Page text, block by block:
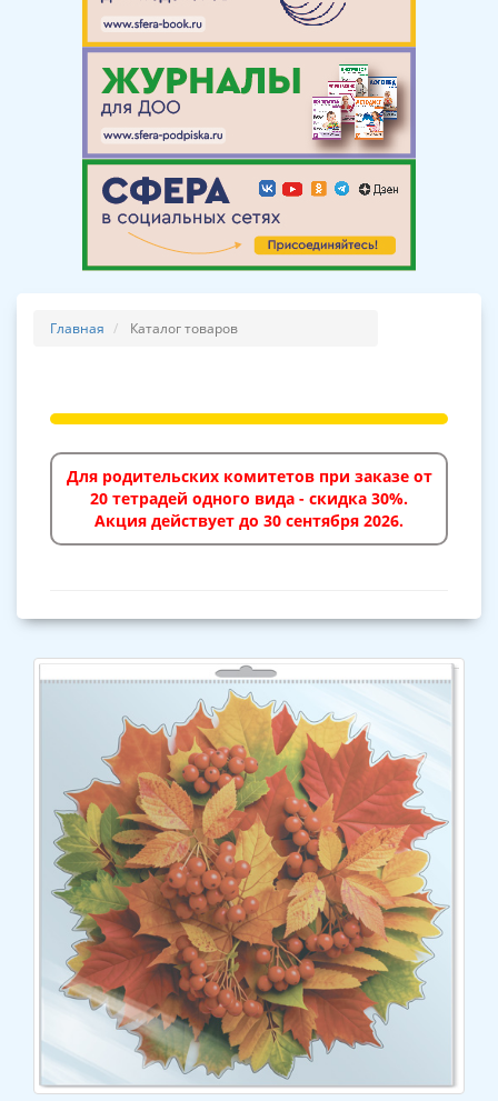
Главная Каталог товаров
Для родительских комитетов при заказе от
20 тетрадей одного вида - скидка 30%.
Акция действует до 30 сентября 2026.